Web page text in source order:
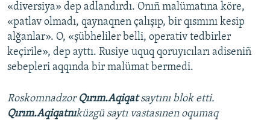
«diversiya» dep adlandırdı. Onıñ malümatına köre,
«patlav olmadı, qaynaqnen çalışıp, bir qısmını kesip
alğanlar». O, «şübheliler belli, operativ tedbirler
keçirile», dep ayttı. Rusiye uquq qoruyıcıları adiseniñ
sebepleri aqqında bir malümat bermedi.
Roskomnadzor Qırım.Aqiqatsaytını blok etti.
Qırım.Aqiqatnıküzgü saytı vastasınen oqumaq